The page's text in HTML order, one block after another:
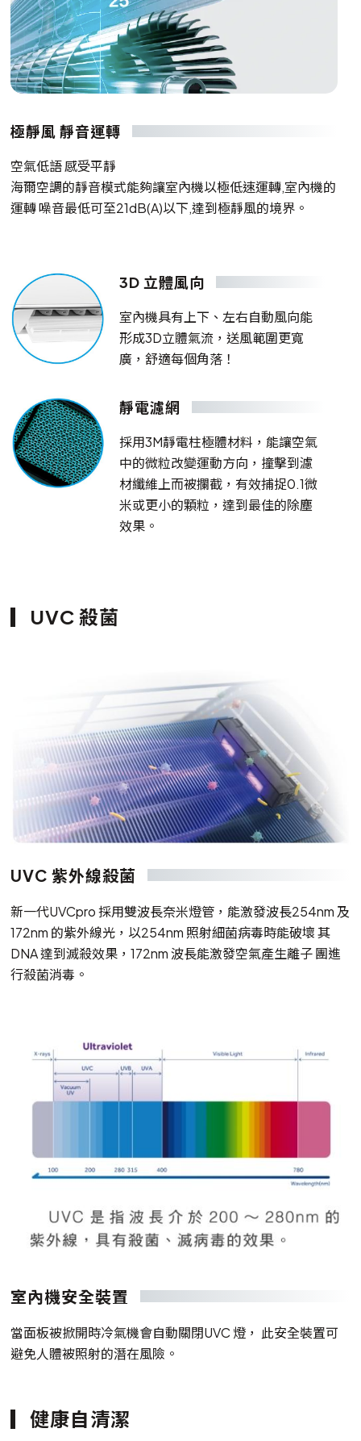
極靜風 靜音運轉
空氣低語 感受平靜
海爾空調的靜音模式能夠讓室內機以極低速運轉,室內機的
運轉 噪音最低可至21dB(A)以下,達到極靜風的境界。
3D 立體風向
室內機具有上下、左右自動風向能
形成3D立體氣流，送風範圍更寬
廣，舒適每個角落！
靜電濾網
採用3M靜電柱極體材料，能讓空氣
中的微粒改變運動方向，撞擊到濾
材纖維上而被攔截，有效捕捉0.1微
米或更小的顆粒，達到最佳的除塵
效果。
UVC 殺菌
UVC 紫外線殺菌
新一代UVCpro 採用雙波長奈米燈管，能激發波長254nm 及
172nm 的紫外線光，以254nm 照射細菌病毒時能破壞 其
DNA 達到滅殺效果，172nm 波長能激發空氣產生離子 團進
行殺菌消毒。
室內機安全裝置
當面板被掀開時冷氣機會自動關閉UVC 燈， 此安全裝置可
避免人體被照射的潛在風險。
健康自清潔